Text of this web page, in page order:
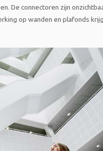
De connectoren zijn
op wanden en plafonds